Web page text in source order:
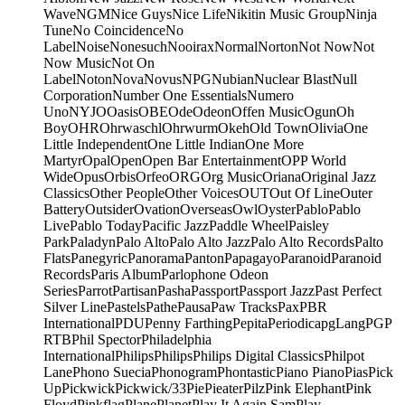
WaveNGMNice GuysNice LifeNikitin Music GroupNinja
TuneNo CoincidenceNo
LabelNoiseNonesuchNooiraxNormalNortonNot NowNot
Now MusicNot On
LabelNotonNovaNovusNPGNubianNuclear BlastNull
CorporationNumber One EssentialsNumero
UnoNYJOOasisOBEOdeOdeonOffen MusicOgunOh
BoyOHROhrwaschlOhrwurmOkehOld TownOliviaOne
Little IndependentOne Little IndianOne More
MartyrOpalOpenOpen Bar EntertainmentOPP World
WideOpusOrbisOrfeoORGOrg MusicOrianaOriginal Jazz
ClassicsOther PeopleOther VoicesOUTOut Of LineOuter
BatteryOutsiderOvationOverseasOwlOysterPabloPablo
LivePablo TodayPacific JazzPaddle WheelPaisley
ParkPaladynPalo AltoPalo Alto JazzPalo Alto RecordsPalto
FlatsPanegyricPanoramaPantonPapagayoParanoidParanoid
RecordsParis AlbumParlophone Odeon
SeriesParrotPartisanPashaPassportPassport JazzPast Perfect
Silver LinePastelsPathePausaPaw TracksPaxPBR
InternationalPDUPenny FarthingPepitaPeriodicapgLangPGP
RTBPhil SpectorPhiladelphia
InternationalPhilipsPhilipsPhilips Digital ClassicsPhilpot
LanePhono SueciaPhonogramPhontasticPiano PianoPiasPick
UpPickwickPickwick/33PiePieaterPilzPink ElephantPink